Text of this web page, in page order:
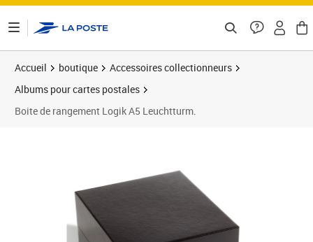
Accueil boutique
Accessoires collectionneurs
Albums pour cartes postales
Boite de rangement Logik A5 Leuchtturm.